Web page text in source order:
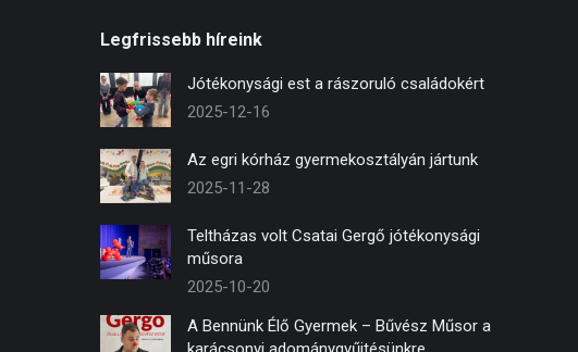
Legfrissebb híreink
Jótékonysági est a rászoruló családokért
2025-12-16
Az egri kórház gyermekosztályán jártunk
2025-11-28
Teltházas volt Csatai Gergő jótékonysági
műsora
2025-10-20
A Bennünk Élő Gyermek – Bűvész Műsor a